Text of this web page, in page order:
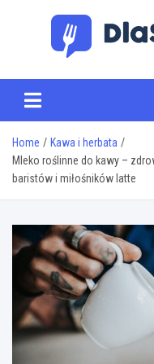
Home
Kawa i herbata
Mleko roślinne do kawy –
baristów i miłośników latte